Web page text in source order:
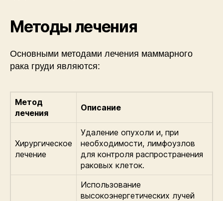
Методы лечения
Основными методами лечения маммарного
рака груди являются:
Метод
лечения
Описание
Хирургическое
лечение
Удаление опухоли и, при
необходимости, лимфоузлов
для контроля распространения
раковых клеток.
Использование
высокоэнергетических лучей